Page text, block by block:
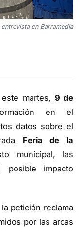
en Barramedia
martes, 9 de
en el
datos sobre el
Feria de la
municipal, las
impacto
petición reclama
por las arcas